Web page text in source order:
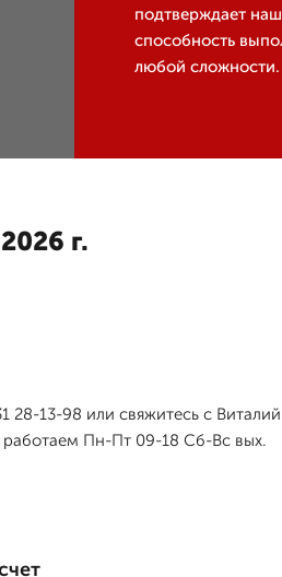
подтверждает
способность
любой сложности.
г.
28-13-98 или свяжитесь с
Пн-Пт 09-18 Сб-Вс вых.